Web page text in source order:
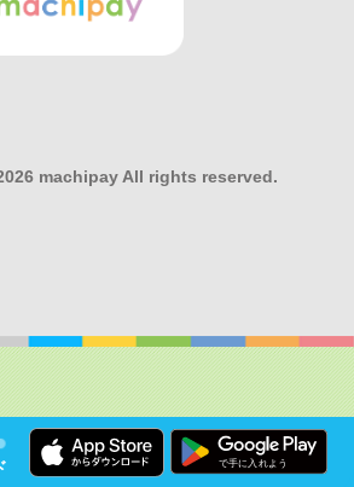
machipay All rights reserved.